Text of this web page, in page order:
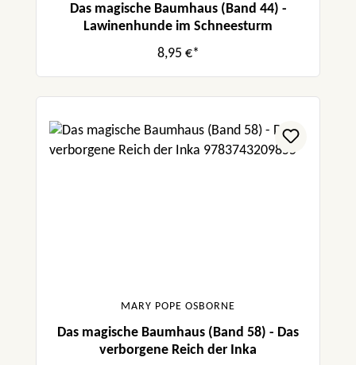
Das magische Baumhaus (Band 44) -
Lawinenhunde im Schneesturm
8,95 €*
MARY POPE OSBORNE
Das magische Baumhaus (Band 58) - Das
verborgene Reich der Inka